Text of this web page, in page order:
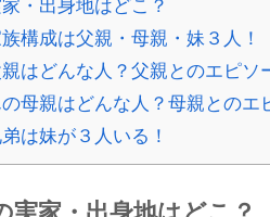
・出身地はどこ？
構成は父親・母親・妹３人！
はどんな人？父親とのエピソ
母親はどんな人？母親とのエ
は妹が３人いる！